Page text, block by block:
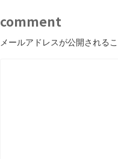
comment
メールアドレスが公開される